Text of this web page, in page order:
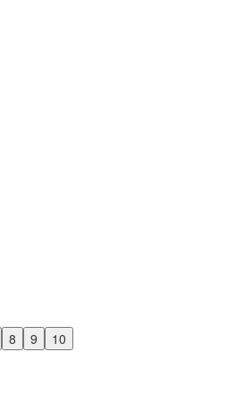
8 9 10